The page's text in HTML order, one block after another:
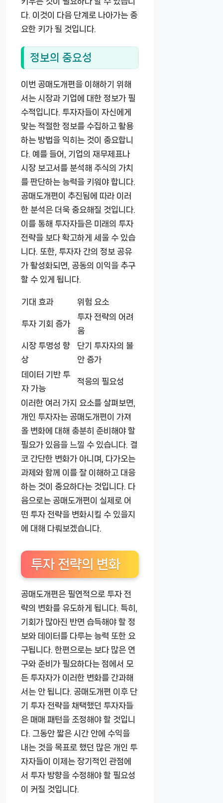
다. 이것이 다음 단계로 나아가는 중
요한 키가 될 것입니다.
정보의 중요성
이번 공매도개편을 이해하기 위해
서는 시장과 기업에 대한 정보가 필
수적입니다. 투자자들이 자신에게
맞는 적절한 정보를 수집하고 활용
하는 방법을 익히는 것이 중요합니
다. 예를 들어, 기업의 재무제표나
시장 보고서를 분석해 주식의 가치
를 판단하는 능력을 키워야 합니다.
공매도개편이 추진됨에 따라 이러
한 분석은 더욱 중요해질 것입니다.
이를 통해 투자자들은 미래의 투자
전략을 보다 확고하게 세울 수 있습
니다. 또한, 투자자 간의 정보 공유
가 활성화되면, 공동의 이익을 추구
할 수 있게 됩니다.
기대 효과 위험 요소
투자 기회 증가
투자 전략의 어려
움
시장 투명성 향
상
단기 투자자의 불
안 증가
데이터 기반 투
자 가능
적응의 필요성
이러한 여러 가지 요소를 살펴보면,
개인 투자자는 공매도개편이 가져
올 변화에 대해 충분히 준비해야 할
필요가 있음을 느낄 수 있습니다. 결
코 간단한 변화가 아니며, 다가오는
과제와 함께 이를 잘 이해하고 대응
하는 것이 중요하다는 것입니다. 다
음으로는 공매도개편이 실제로 어
떤 투자 전략을 변화시킬 수 있을지
에 대해 다뤄보겠습니다.
투자 전략의 변화
공매도개편은 필연적으로 투자 전
략의 변화를 유도하게 됩니다. 특히,
기회가 많아진 반면 습득해야 할 정
보와 데이터를 다루는 능력 또한 요
구됩니다. 한편으로는 보다 많은 연
구와 준비가 필요하다는 점에서 모
든 투자자가 이러한 변화를 간과해
서는 안 됩니다. 공매도개편 이후 단
기 투자 전략을 채택했던 투자자들
은 매매 패턴을 조정해야 할 것입니
다. 그동안 짧은 시간 안에 수익을
내는 것을 목표로 했던 많은 개인 투
자자들이 이제는 장기적인 관점에
서 투자 방향을 수정해야 할 필요성
이 커질 것입니다.